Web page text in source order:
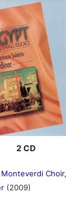
страничным
сенсация,
на месте"
отвечает на
с
с
2 CD
(2009)